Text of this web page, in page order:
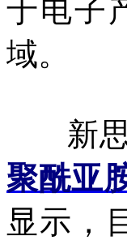
于电子
域。
新思
聚酰亚
显示，